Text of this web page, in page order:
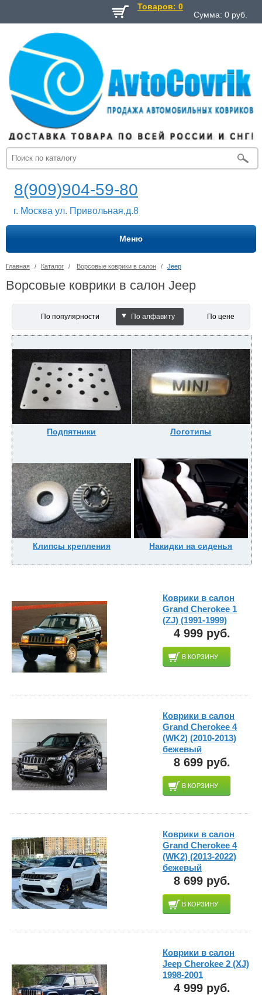
Товаров: 0
Сумма: 0 руб.
8(909)904-59-80
г. Москва ул. Привольная,д.8
Меню
Главная / Каталог / Ворсовые коврики в салон / Jeep
Ворсовые коврики в салон Jeep
По популярности По алфавиту По цене
Подпятники Логотипы
Клипсы крепления Накидки на сиденья
Коврики в салон
Grand Cherokee 1
(ZJ) (1991-1999)
4 999 руб.
В КОРЗИНУ
Коврики в салон
Grand Cherokee 4
(WK2) (2010-2013)
бежевый
8 699 руб.
В КОРЗИНУ
Коврики в салон
Grand Cherokee 4
(WK2) (2013-2022)
бежевый
8 699 руб.
В КОРЗИНУ
Коврики в салон
Jeep Cherokee 2 (XJ)
1998-2001
4 999 руб.